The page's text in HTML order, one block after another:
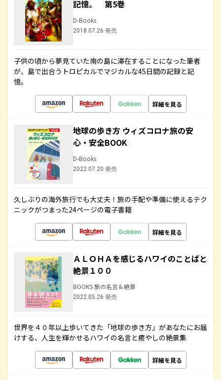
記憶。 第5巻
D-Books
2018.07.26 発売
子供の頃から夢見ていた南の島に滞在することになった筆者
が、島で出合うトロピカルでマジカルな45日間の記録と記
憶。
詳細を見る
地球の歩き方 ウィズコロナ旅の安
心・安全BOOK
D-Books
2022.07.20 発売
久しぶりの海外旅行でも大丈夫！旅の手配や準備に使えるテク
ニックがつまった24ページの電子書籍
詳細を見る
ＡＬＯＨＡを感じるハワイのことばと
絶景１００
BOOKS 旅の名言＆絶景
2022.05.26 発売
世界を４０年以上歩いてきた「地球の歩き方」があなたにお届
けする、人生を輝かせるハワイの名言と癒やしの絶景集
詳細を見る